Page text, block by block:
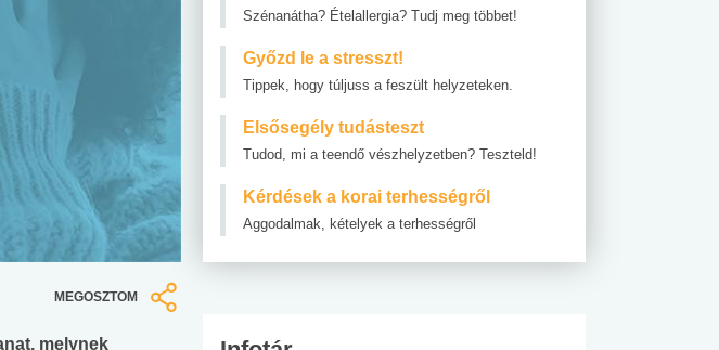
MEGOSZTOM
melynek
Szénanátha? Ételallergia? Tudj meg többet!
Győzd le a stresszt!
Tippek, hogy túljuss a feszült helyzeteken.
Elsősegély tudásteszt
Tudod, mi a teendő vészhelyzetben? Teszteld!
Kérdések a korai terhességről
Aggodalmak, kételyek a terhességről